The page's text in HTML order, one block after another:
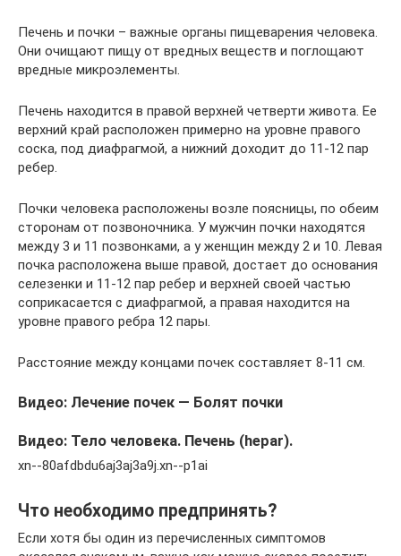
Печень и почки – важные органы пищеварения человека.
Они очищают пищу от вредных веществ и поглощают
вредные микроэлементы.
Печень находится в правой верхней четверти живота. Ее
верхний край расположен примерно на уровне правого
соска, под диафрагмой, а нижний доходит до 11-12 пар
ребер.
Почки человека расположены возле поясницы, по обеим
сторонам от позвоночника. У мужчин почки находятся
между 3 и 11 позвонками, а у женщин между 2 и 10. Левая
почка расположена выше правой, достает до основания
селезенки и 11-12 пар ребер и верхней своей частью
соприкасается с диафрагмой, а правая находится на
уровне правого ребра 12 пары.
Расстояние между концами почек составляет 8-11 см.
Видео: Лечение почек — Болят почки
Видео: Тело человека. Печень (hepar).
xn--80afdbdu6aj3aj3a9j.xn--p1ai
Что необходимо предпринять?
Если хотя бы один из перечисленных симптомов